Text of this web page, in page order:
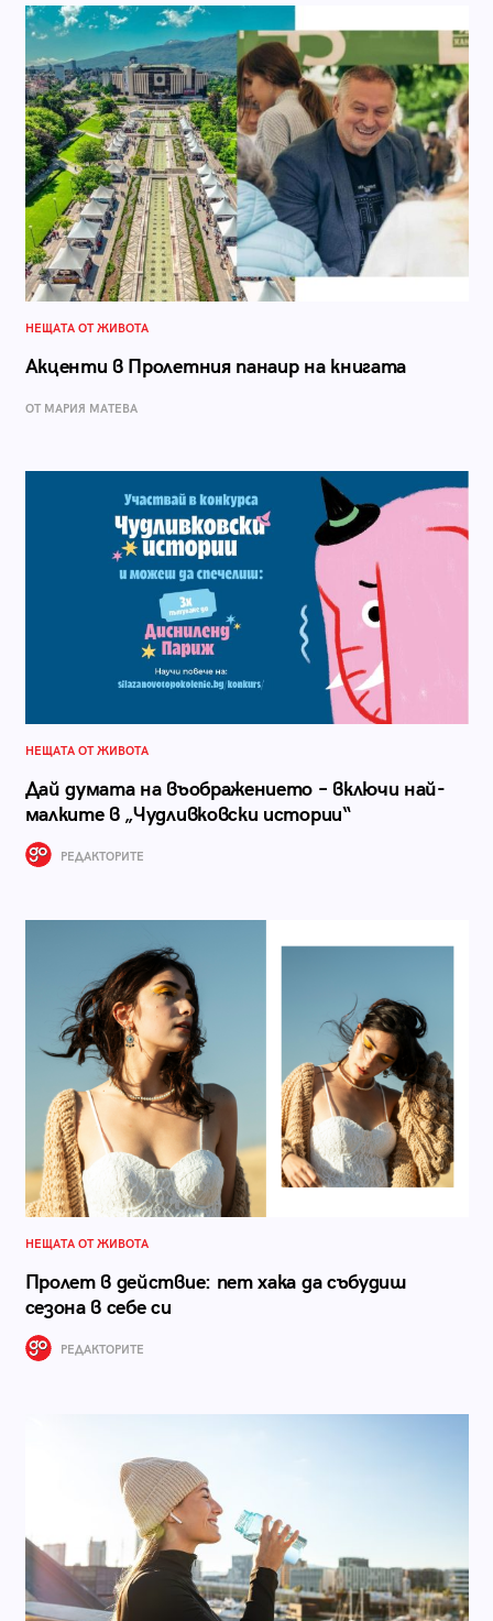
НЕЩАТА ОТ ЖИВОТА
Акценти в Пролетния панаир на книгата
ОТ МАРИЯ МАТЕВА
НЕЩАТА ОТ ЖИВОТА
Дай думата на въображението – включи най-
малките в „Чудливковски истории“
РЕДАКТОРИТЕ
НЕЩАТА ОТ ЖИВОТА
Пролет в действие: пет хака да събудиш
сезона в себе си
РЕДАКТОРИТЕ